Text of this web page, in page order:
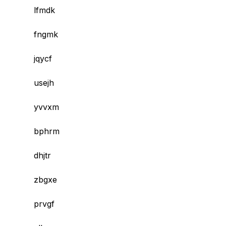
lfmdk
fngmk
jqycf
usejh
yvvxm
bphrm
dhjtr
zbgxe
prvgf